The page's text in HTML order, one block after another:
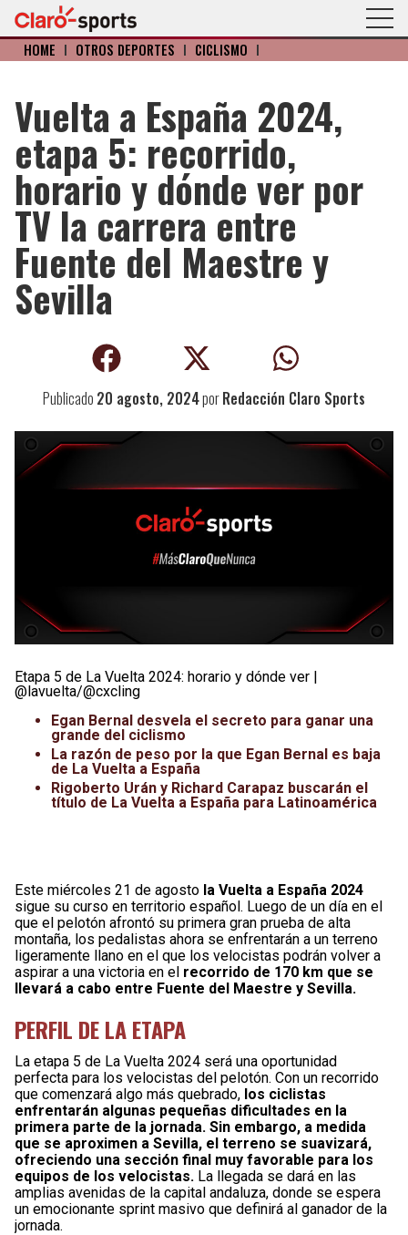
HOME I OTROS DEPORTES I CICLISMO I
Vuelta a España 2024,
etapa 5: recorrido,
horario y dónde ver por
TV la carrera entre
Fuente del Maestre y
Sevilla
Publicado 20 agosto, 2024porRedacción Claro Sports
Etapa 5 de La Vuelta 2024: horario y dónde ver |
@lavuelta/@cxcling
Egan Bernal desvela el secreto para ganar una
grande del ciclismo
La razón de peso por la que Egan Bernal es baja
de La Vuelta a España
Rigoberto Urán y Richard Carapaz buscarán el
título de La Vuelta a España para Latinoamérica
Este miércoles 21 de agosto la Vuelta a España 2024
sigue su curso en territorio español. Luego de un día en el
que el pelotón afrontó su primera gran prueba de alta
montaña, los pedalistas ahora se enfrentarán a un terreno
ligeramente llano en el que los velocistas podrán volver a
aspirar a una victoria en el recorrido de 170 km que se
llevará a cabo entre Fuente del Maestre y Sevilla.
PERFIL DE LA ETAPA
La etapa 5 de La Vuelta 2024 será una oportunidad
perfecta para los velocistas del pelotón. Con un recorrido
que comenzará algo más quebrado, los ciclistas
enfrentarán algunas pequeñas dificultades en la
primera parte de la jornada. Sin embargo, a medida
que se aproximen a Sevilla, el terreno se suavizará,
ofreciendo una sección final muy favorable para los
equipos de los velocistas. La llegada se dará en las
amplias avenidas de la capital andaluza, donde se espera
un emocionante sprint masivo que definirá al ganador de la
jornada.